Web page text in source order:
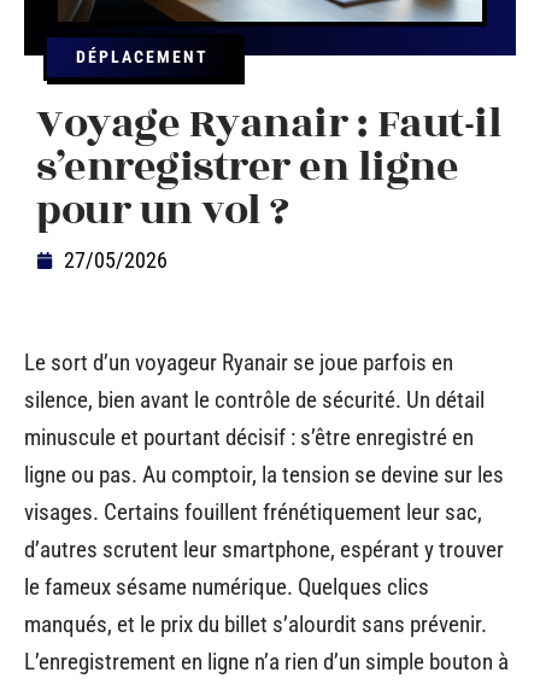
DÉPLACEMENT
Voyage Ryanair : Faut-il
s’enregistrer en ligne
pour un vol ?
27/05/2026
Le sort d’un voyageur Ryanair se joue parfois en
silence, bien avant le contrôle de sécurité. Un détail
minuscule et pourtant décisif : s’être enregistré en
ligne ou pas. Au comptoir, la tension se devine sur les
visages. Certains fouillent frénétiquement leur sac,
d’autres scrutent leur smartphone, espérant y trouver
le fameux sésame numérique. Quelques clics
manqués, et le prix du billet s’alourdit sans prévenir.
L’enregistrement en ligne n’a rien d’un simple bouton à